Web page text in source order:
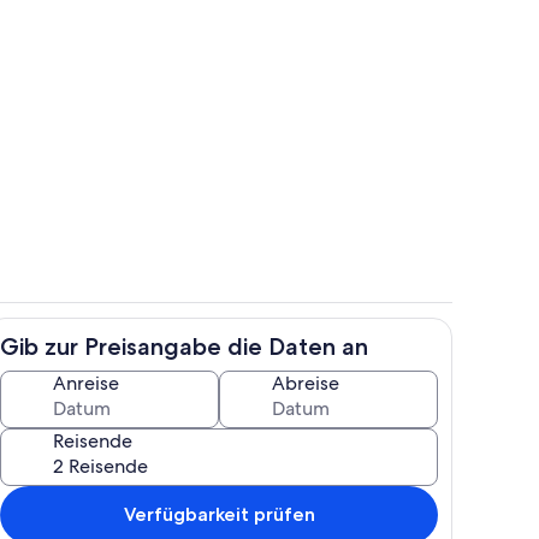
Bar (in der Unterkunft)
Gib zur Preisangabe die Daten an
Anreise Abreise
Reisende
Verfügbarkeit prüfen